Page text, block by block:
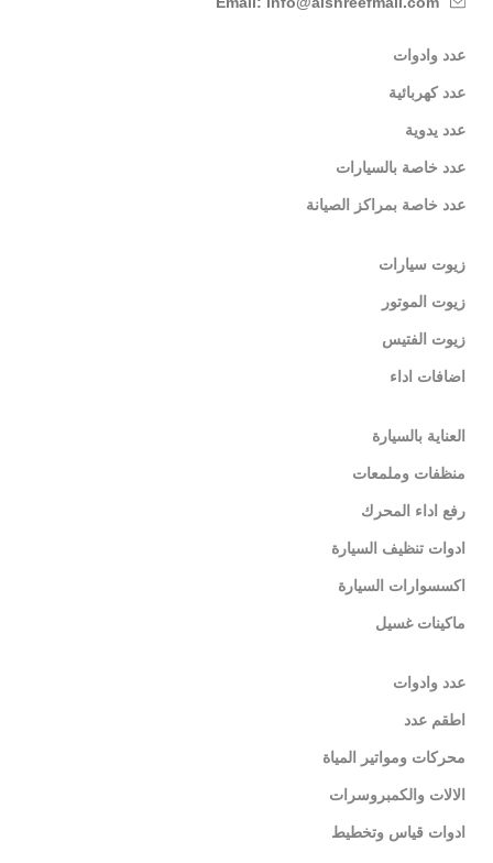
عدد وادوات
عدد كهربائية
عدد يدوية
عدد خاصة بالسيارات
عدد خاصة بمراكز الصيانة
زيوت سيارات
زيوت الموتور
زيوت الفتيس
اضافات اداء
العناية بالسيارة
منظفات وملمعات
رفع اداء المحرك
ادوات تنظيف السيارة
اكسسوارات السيارة
ماكينات غسيل
عدد وادوات
اطقم عدد
محركات ومواتير المياة
الالات والكمبروسرات
ادوات قياس وتخطيط